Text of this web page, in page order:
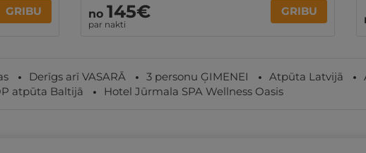
GRIBU no 145€
par nakti
GRIBU
Derīgs arī VASARĀ 3 personu ĢIMENEI Atpūta Latvijā
atpūta Baltijā Hotel Jūrmala SPA Wellness Oasis